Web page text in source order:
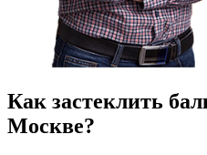
Как застеклить
Москве?